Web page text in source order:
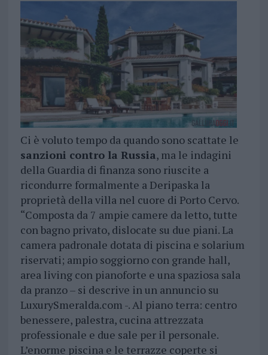
Ci è voluto tempo da quando sono scattate le
sanzioni contro la Russia, ma le indagini
della Guardia di finanza sono riuscite a
ricondurre formalmente a Deripaska la
proprietà della villa nel cuore di Porto Cervo.
“Composta da 7 ampie camere da letto, tutte
con bagno privato, dislocate su due piani. La
camera padronale dotata di piscina e solarium
riservati; ampio soggiorno con grande hall,
area living con pianoforte e una spaziosa sala
da pranzo – si descrive in un annuncio su
LuxurySmeralda.com -. Al piano terra: centro
benessere, palestra, cucina attrezzata
professionale e due sale per il personale.
L’enorme piscina e le terrazze coperte si